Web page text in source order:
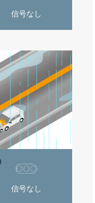
信号なし
信号なし